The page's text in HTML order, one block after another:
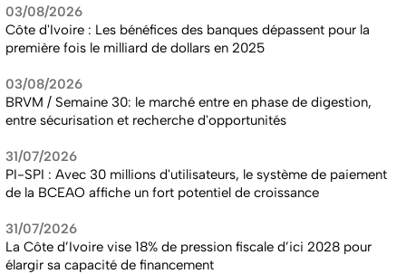
03/08/2026
Côte d'Ivoire : Les bénéfices des banques dépassent pour la
première fois le milliard de dollars en 2025
03/08/2026
BRVM / Semaine 30: le marché entre en phase de digestion,
entre sécurisation et recherche d'opportunités
31/07/2026
PI-SPI : Avec 30 millions d'utilisateurs, le système de paiement
de la BCEAO affiche un fort potentiel de croissance
31/07/2026
La Côte d’Ivoire vise 18% de pression fiscale d’ici 2028 pour
élargir sa capacité de financement